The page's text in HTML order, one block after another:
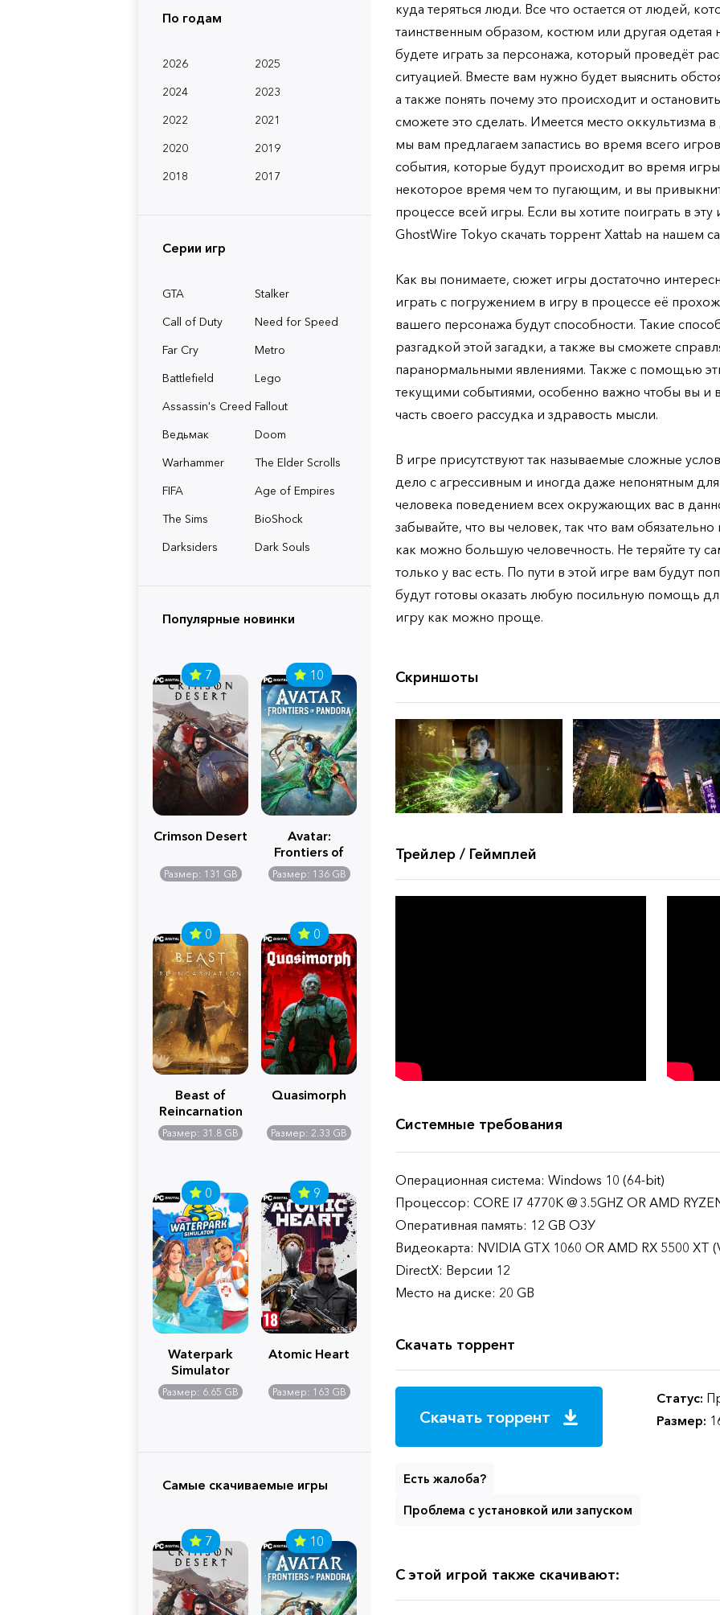
По годам
2026
2025
2024
2023
2022
2021
2020
2019
2018
2017
Серии игр
GTA
Stalker
Call of Duty
Need for Speed
Far Cry
Metro
Battlefield
Lego
Assassin's Creed Fallout
Ведьмак
Doom
Warhammer
The Elder Scrolls
FIFA
Age of Empires
The Sims
BioShock
Darksiders
Dark Souls
Популярные новинки
7
Crimson Desert
Размер: 131 GB
10
Avatar:
Frontiers of
Pandora
Размер: 136 GB
0
Beast of
Reincarnation
Размер: 31.8 GB
0
Quasimorph
Размер: 2.33 GB
0
Waterpark
Simulator
Размер: 6.65 GB
9
Atomic Heart
Размер: 163 GB
Самые скачиваемые игры
7 10
куда теряться люди. Все что остается от людей,
таинственным образом, костюм или другая одетая
будете играть за персонажа, который проведёт
ситуацией. Вместе вам нужно будет выяснить
а также понять почему это происходит и
сможете это сделать. Имеется место оккультизма
мы вам предлагаем запастись во время всего
события, которые будут происходит во время игры
некоторое время чем то пугающим, и вы
процессе всей игры. Если вы хотите поиграть в
GhostWire Tokyo скачать торрент Xattab на нашем
Как вы понимаете, сюжет игры достаточно
играть с погружением в игру в процессе её
вашего персонажа будут способности. Такие
разгадкой этой загадки, а также вы сможете
паранормальными явлениями. Также с помощью
текущими событиями, особенно важно чтобы вы и
часть своего рассудка и здравость мысли.
В игре присутствуют так называемые сложные
дело с агрессивным и иногда даже непонятным
человека поведением всех окружающих вас в
забывайте, что вы человек, так что вам
как можно большую человечность. Не теряйте ту
только у вас есть. По пути в этой игре вам будут
будут готовы оказать любую посильную помощь
игру как можно проще.
Скриншоты
Трейлер / Геймплей
Системные требования
Операционная система: Windows 10 (64-bit)
Процессор: CORE I7 4770K @ 3.5GHZ OR AMD
Оперативная память: 12 GB ОЗУ
Видеокарта: NVIDIA GTX 1060 OR AMD RX 5500 XT
DirectX: Версии 12
Место на диске: 20 GB
Скачать торрент
Скачать торрент
Статус:
Размер:
Есть жалоба?
Проблема с установкой или запуском
С этой игрой также скачивают: